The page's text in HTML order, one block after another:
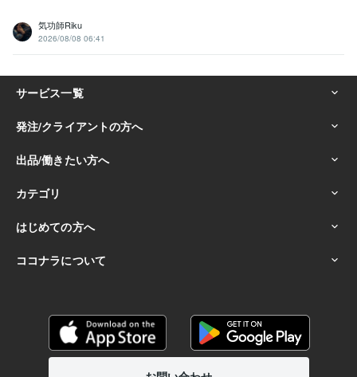
気功師Riku
2026/08/08 06:41